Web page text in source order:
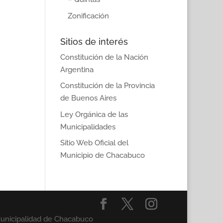
Zonificación
Sitios de interés
Constitución de la Nación
Argentina
Constitución de la Provincia
de Buenos Aires
Ley Orgánica de las
Municipalidades
Sitio Web Oficial del
Municipio de Chacabuco
de Chacabuco